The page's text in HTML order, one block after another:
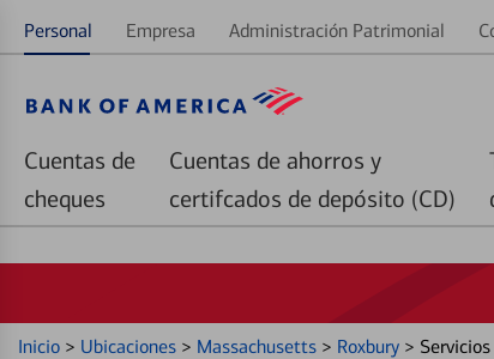
Personal Empresa Administración Patrimonial
Cuentas de
cheques
Cuentas de ahorros y
certifcados de depósito (CD)
Inicio > Ubicaciones > Massachusetts > Roxbury >